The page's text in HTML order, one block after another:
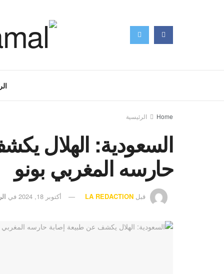
Home الرئيسية
السعودية: الهلال
حارسه المغربي بونو
قبل LA REDACTION أكتوبر 18, 2024 في